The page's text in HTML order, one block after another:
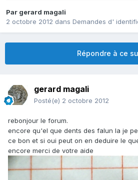
Par gerard magali
2 octobre 2012 dans Demandes d'
Répondre à ce
gerard magali
Posté(e) 2 octobre 2012
rebonjour le forum.
encore qu'el que dents des falun la je
ce bon et si oui peut on en deduire le
encore merci de votre aide